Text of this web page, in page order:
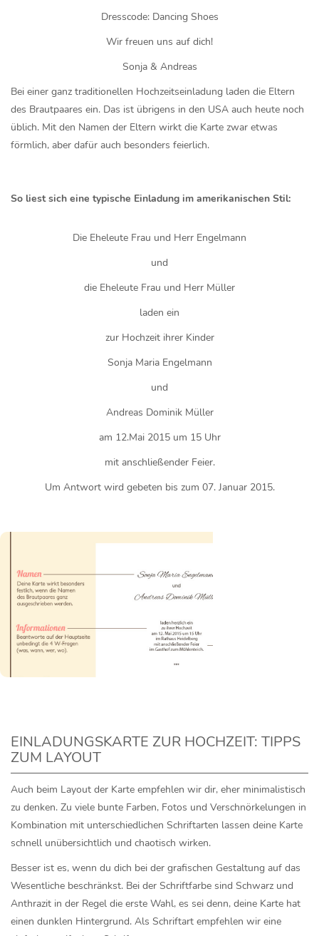
Dresscode: Dancing Shoes
Wir freuen uns auf dich!
Sonja & Andreas
Bei einer ganz traditionellen Hochzeitseinladung laden die Eltern
des Brautpaares ein. Das ist übrigens in den USA auch heute noch
üblich. Mit den Namen der Eltern wirkt die Karte zwar etwas
förmlich, aber dafür auch besonders feierlich.
So liest sich eine typische Einladung im amerikanischen Stil:
Die Eheleute Frau und Herr Engelmann
und
die Eheleute Frau und Herr Müller
laden ein
zur Hochzeit ihrer Kinder
Sonja Maria Engelmann
und
Andreas Dominik Müller
am 12.Mai 2015 um 15 Uhr
mit anschließender Feier.
Um Antwort wird gebeten bis zum 07. Januar 2015.
EINLADUNGSKARTE ZUR HOCHZEIT: TIPPS
ZUM LAYOUT
Auch beim Layout der Karte empfehlen wir dir, eher minimalistisch
zu denken. Zu viele bunte Farben, Fotos und Verschnörkelungen in
Kombination mit unterschiedlichen Schriftarten lassen deine Karte
schnell unübersichtlich und chaotisch wirken.
Besser ist es, wenn du dich bei der grafischen Gestaltung auf das
Wesentliche beschränkst. Bei der Schriftfarbe sind Schwarz und
Anthrazit in der Regel die erste Wahl, es sei denn, deine Karte hat
einen dunklen Hintergrund. Als Schriftart empfehlen wir eine